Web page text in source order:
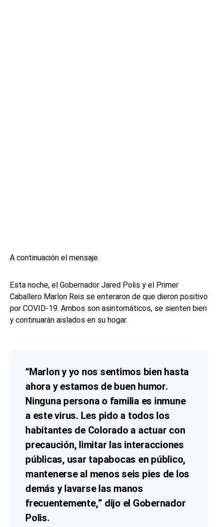
A continuación el mensaje.
Esta noche, el Gobernador Jared Polis y el Primer
Caballero Marlon Reis se enteraron de que dieron positivo
por COVID-19. Ambos son asintomáticos, se sienten bien
y continuarán aislados en su hogar.
“Marlon y yo nos sentimos bien hasta
ahora y estamos de buen humor.
Ninguna persona o familia es inmune
a este virus. Les pido a todos los
habitantes de Colorado a actuar con
precaución, limitar las interacciones
públicas, usar tapabocas en público,
mantenerse al menos seis pies de los
demás y lavarse las manos
frecuentemente,” dijo el Gobernador
Polis.